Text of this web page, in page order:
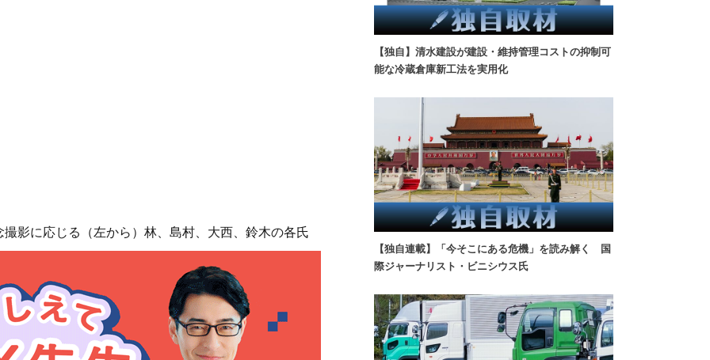
撮影に応じる（左から）林、島村、大西、鈴木の各氏
【独自】清水建設が建設・維持管理コストの抑制可
能な冷蔵倉庫新工法を実用化
【独自連載】「今そこにある危機」を読み解く 国
際ジャーナリスト・ビニシウス氏